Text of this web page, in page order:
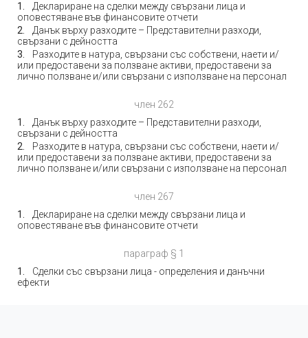
Деклариране на сделки между свързани лица и
оповестяване във финансовите отчети
Данък върху разходите – Представителни разходи,
свързани с дейността
Разходите в натура, свързани със собствени, наети и/
или предоставени за ползване активи, предоставени за
лично ползване и/или свързани с използване на персонал
член 262
Данък върху разходите – Представителни разходи,
свързани с дейността
Разходите в натура, свързани със собствени, наети и/
или предоставени за ползване активи, предоставени за
лично ползване и/или свързани с използване на персонал
член 267
Деклариране на сделки между свързани лица и
оповестяване във финансовите отчети
параграф § 1
Сделки със свързани лица - определения и данъчни
ефекти